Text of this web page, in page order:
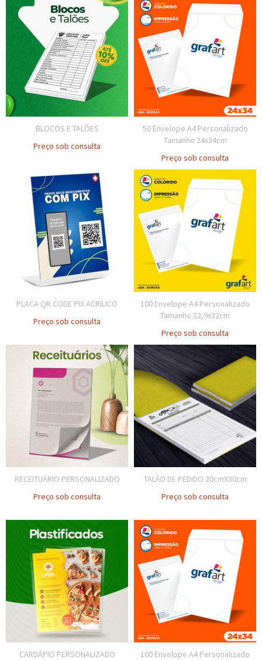
BLOCOS E TALÕES
Preço sob consulta
50 Envelope A4 Personalizado
Tamanho 24x34cm
Preço sob consulta
PLACA QR CODE PIX ACRÍLICO
Preço sob consulta
100 Envelope A4 Personalizado
Tamanho 22,9x32cm
Preço sob consulta
RECEITUÁRIO PERSONALIZADO
Preço sob consulta
TALÃO DE PEDIDO 20cmX30cm
Preço sob consulta
CARDÁPIO PERSONALIZADO
100 Envelope A4 Personalizado